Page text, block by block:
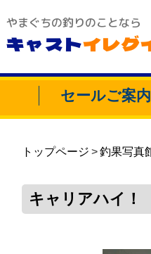
やまぐちの釣りのことなら
キャストイレグ
セールご案内
トップページ 釣果写真
キャリアハイ！